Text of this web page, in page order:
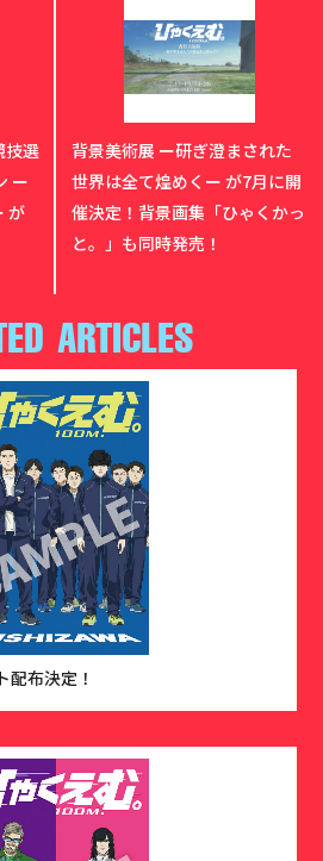
技選
ー
が
背景美術展 ー研ぎ澄まされた
世界は全て煌めくー が7月に開
催決定！背景画集「ひゃくかっ
と。」も同時発売！
ARTICLES
配布決定！